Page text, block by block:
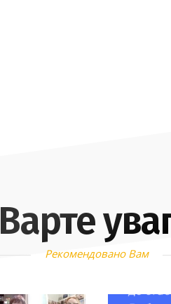
Варте
Рекомендовано Вам